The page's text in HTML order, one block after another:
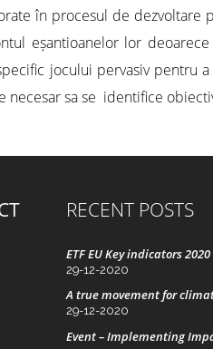
în procesul de dezvoltare
eșantioanelor lor
jocului pervasiv pentru
necesar sa se identifice
RECENT POSTS
ETF EU Key indicators 2020
29-12-2020
A true movement for
29-12-2020
Event – Implementing